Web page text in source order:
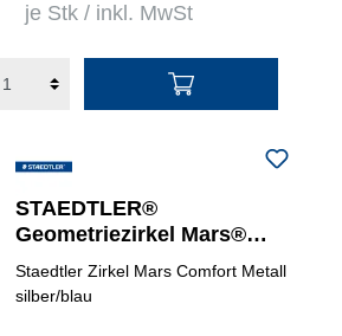
je Stk / inkl. MwSt
STAEDTLER®
Geometriezirkel Mars®
comfort 556
Staedtler Zirkel Mars Comfort Metall
silber/blau